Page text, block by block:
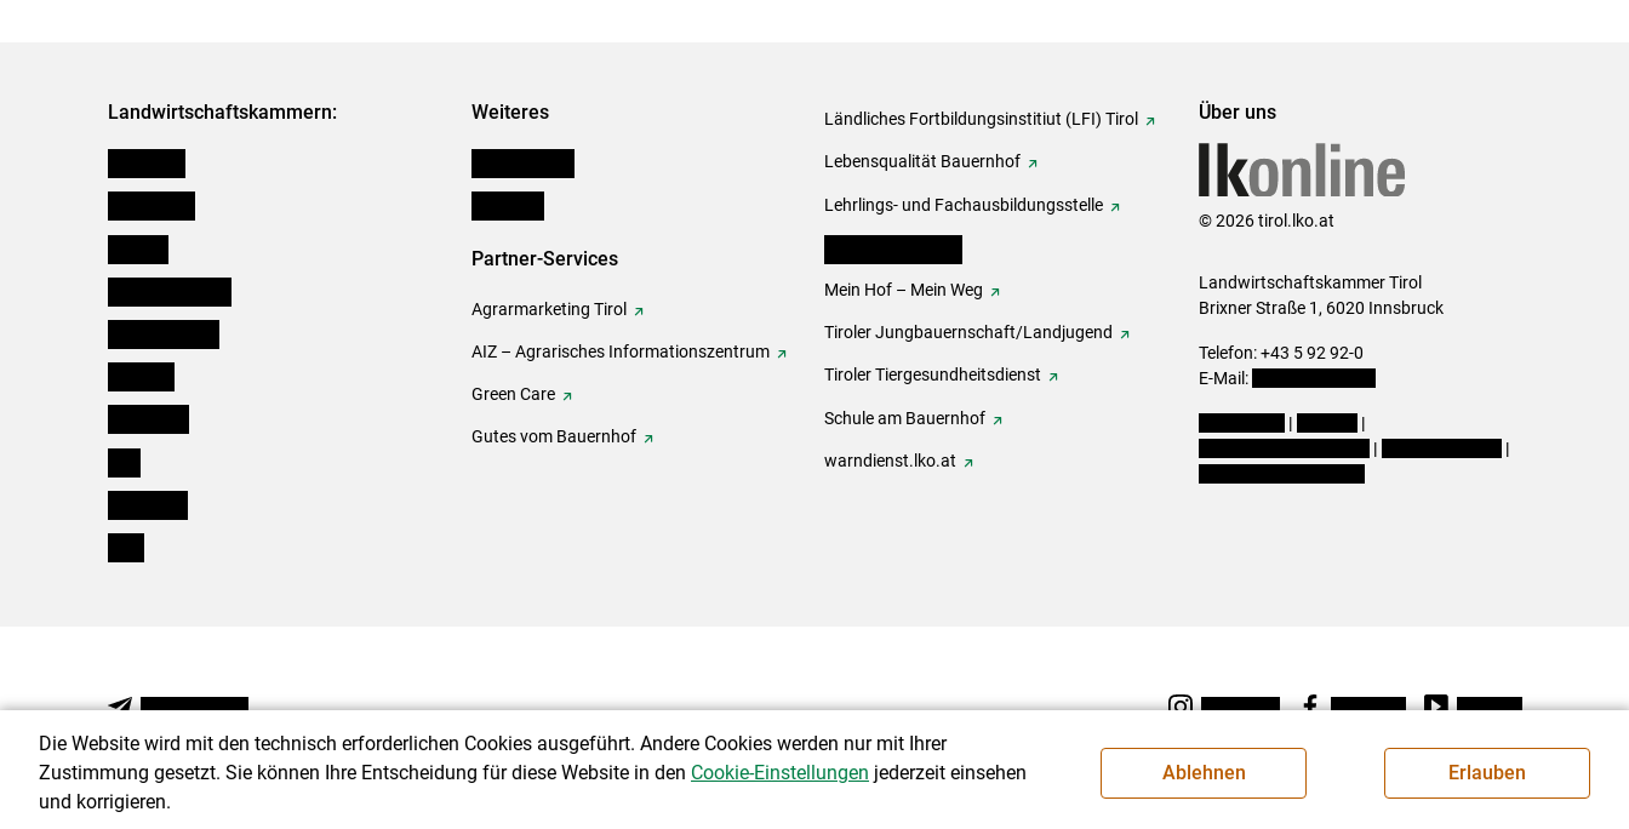
Landwirtschaftskammern: Weiteres
Partner-Services
Agrarmarketing Tirol
AIZ – Agrarisches Informationszentrum
Green Care
Gutes vom Bauernhof
Ländliches Fortbildungsinstitiut (LFI) Tirol
Lebensqualität Bauernhof
Lehrlings- und Fachausbildungsstelle
Mein Hof – Mein Weg
Tiroler Jungbauernschaft/Landjugend
Tiroler Tiergesundheitsdienst
Schule am Bauernhof
warndienst.lko.at
Über uns
© 2026 tirol.lko.at
Landwirtschaftskammer Tirol
Brixner Straße 1, 6020 Innsbruck
Telefon: +43 5 92 92-0
E-Mail:
|
|
|
|
NEWSLETTER Instagram Facebook Youtube
Die Website wird mit den technisch erforderlichen Cookies ausgeführt. Andere Cookies werden nur mit Ihrer
Zustimmung gesetzt. Sie können Ihre Entscheidung für diese Website in den Cookie-Einstellungen jederzeit einsehen
und korrigieren.
Ablehnen Erlauben